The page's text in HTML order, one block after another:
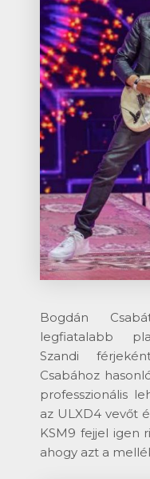
Bogdán
legfiatalabb
Szandi
Csabához
professzionális
az ULXD4 vevőt
KSM9 fejjel igen
ahogy azt a